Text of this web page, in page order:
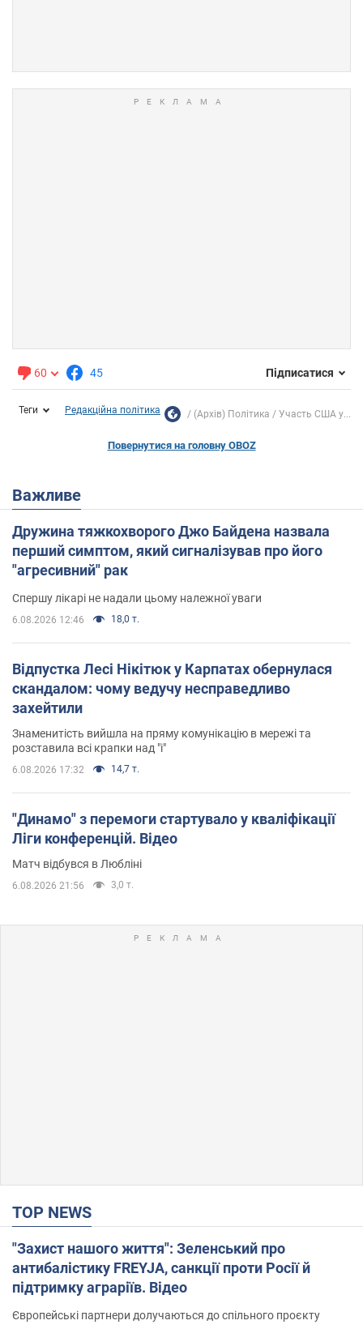
60 45 Підписатися
Теги Редакційна політика (Архів) Політика Участь США у...
Повернутися на головну OBOZ
Важливе
Дружина тяжкохворого Джо Байдена назвала
перший симптом, який сигналізував про його
"агресивний" рак
Спершу лікарі не надали цьому належної уваги
6.08.2026 12:46 18,0 т.
Відпустка Лесі Нікітюк у Карпатах обернулася
скандалом: чому ведучу несправедливо
захейтили
Знаменитість вийшла на пряму комунікацію в мережі та
розставила всі крапки над "і"
6.08.2026 17:32 14,7 т.
"Динамо" з перемоги стартувало у кваліфікації
Ліги конференцій. Відео
Матч відбувся в Любліні
6.08.2026 21:56 3,0 т.
TOP NEWS
"Захист нашого життя": Зеленський про
антибалістику FREYJA, санкції проти Росії й
підтримку аграріїв. Відео
Європейські партнери долучаються до спільного проєкту